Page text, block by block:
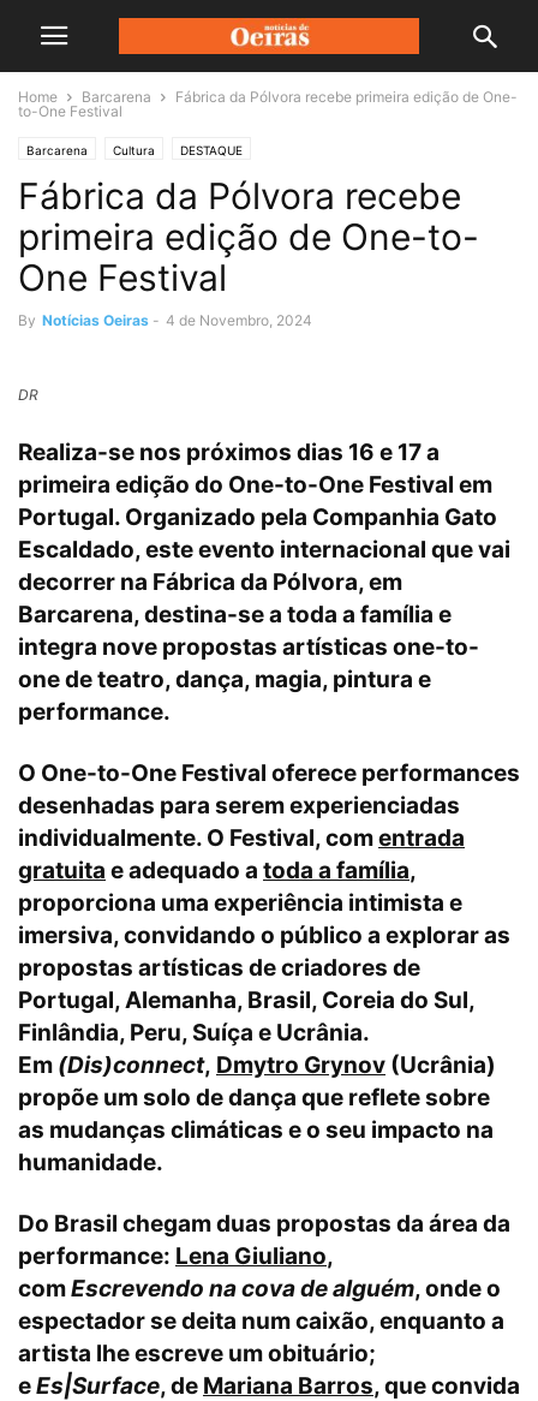
Home Barcarena
Fábrica da Pólvora recebe primeira edição de One-
to-One Festival
Barcarena Cultura DESTAQUE
Fábrica da Pólvora recebe
primeira edição de One-to-
One Festival
By Notícias Oeiras - 4 de Novembro, 2024
DR
Realiza-se nos próximos dias 16 e 17 a
primeira edição do One-to-One Festival em
Portugal. Organizado pela Companhia Gato
Escaldado, este evento internacional que vai
decorrer na Fábrica da Pólvora, em
Barcarena, destina-se a toda a família e
integra nove propostas artísticas one-to-
one de teatro, dança, magia, pintura e
performance.
O One-to-One Festival oferece performances
desenhadas para serem experienciadas
individualmente. O Festival, comentrada
gratuita e adequado a toda a família,
proporciona uma experiência intimista e
imersiva, convidando o público a explorar as
propostas artísticas de criadores de
Portugal, Alemanha, Brasil, Coreia do Sul,
Finlândia, Peru, Suíça e Ucrânia.
Em (Dis)connect, Dmytro Grynov (Ucrânia)
propõe um solo de dança que reflete sobre
as mudanças climáticas e o seu impacto na
humanidade.
Do Brasil chegam duas propostas da área da
performance: Lena Giuliano,
comEscrevendo na cova de alguém, onde o
espectador se deita num caixão, enquanto a
artista lhe escreve um obituário;
eEs|Surface, de Mariana Barros, que convida